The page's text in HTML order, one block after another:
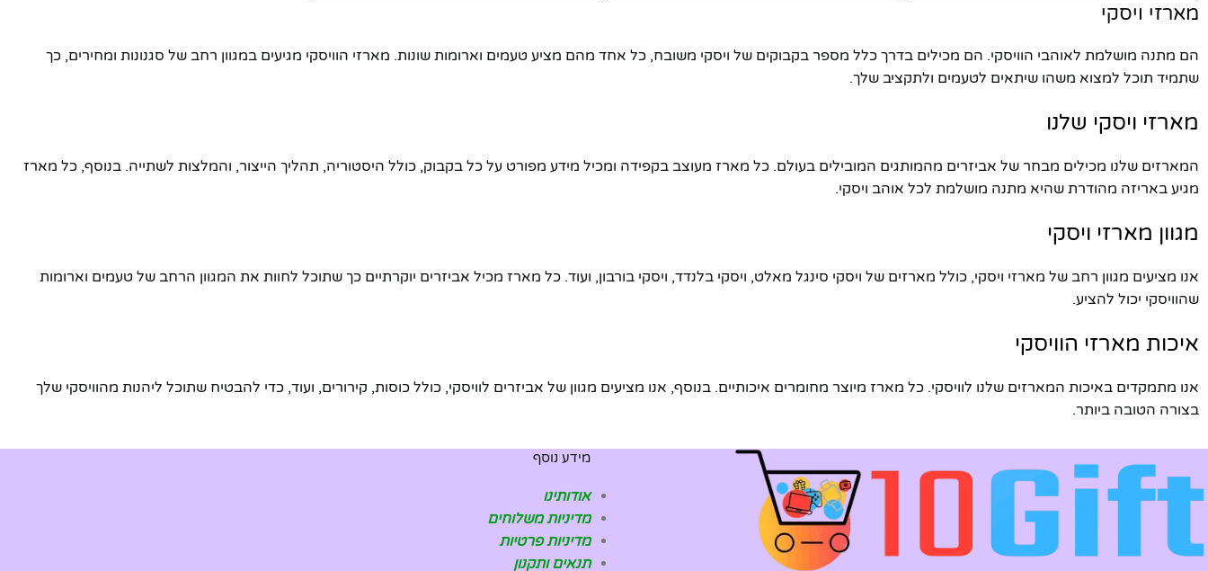
מארזי ויסקי
הם מתנה מושלמת לאוהבי הוויסקי. הם מכילים בדרך כלל מספר בקבוקים של ויסקי משובח, כל אחד מהם מציע טעמים וארומות שונות. מארזי הוויסקי מגיעים במגוון רחב של סגנונות ומחירים, כך
שתמיד תוכל למצוא משהו שיתאים לטעמים ולתקציב שלך.
מארזי ויסקי שלנו
המארזים שלנו מכילים מבחר של אביזרים מהמותגים המובילים בעולם. כל מארז מעוצב בקפידה ומכיל מידע מפורט על כל בקבוק, כולל היסטוריה, תהליך הייצור, והמלצות לשתייה. בנוסף, כל מארז
מגיע באריזה מהודרת שהיא מתנה מושלמת לכל אוהב ויסקי.
מגוון מארזי ויסקי
אנו מציעים מגוון רחב של מארזי ויסקי, כולל מארזים של ויסקי סינגל מאלט, ויסקי בלנדד, ויסקי בורבון, ועוד. כל מארז מכיל אביזרים יוקרתיים כך שתוכל לחוות את המגוון הרחב של טעמים וארומות
שהוויסקי יכול להציע.
איכות מארזי הוויסקי
אנו מתמקדים באיכות המארזים שלנו לוויסקי. כל מארז מיוצר מחומרים איכותיים. בנוסף, אנו מציעים מגוון של אביזרים לוויסקי, כולל כוסות, קירורים, ועוד, כדי להבטיח שתוכל ליהנות מהוויסקי שלך
בצורה הטובה ביותר.
מידע נוסף
אודותינו
מדיניות משלוחים
מדיניות פרטיות
תנאים ותקנון